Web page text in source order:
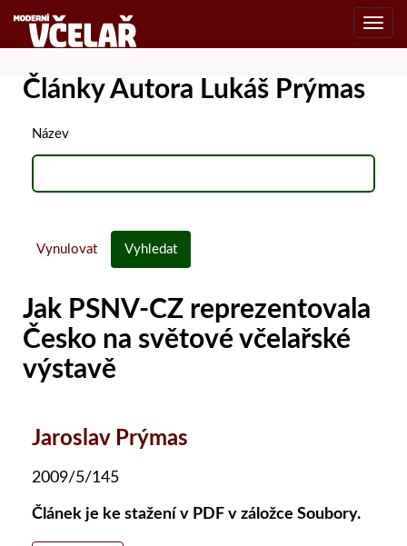
Články Autora Lukáš Prýmas
Název
Vynulovat Vyhledat
Jak PSNV-CZ reprezentovala
Česko na světové včelařské
výstavě
Jaroslav Prýmas
2009/5/145
Článek je ke stažení v PDF v záložce Soubory.